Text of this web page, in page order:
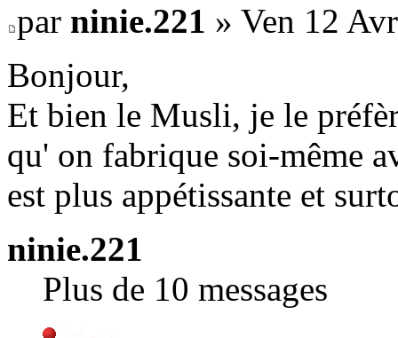
par ninie.221 » Ven 12
Bonjour,
Et bien le Musli, je le
qu' on fabrique soi-même
est plus appétissante et
ninie.221
Plus de 10 messages